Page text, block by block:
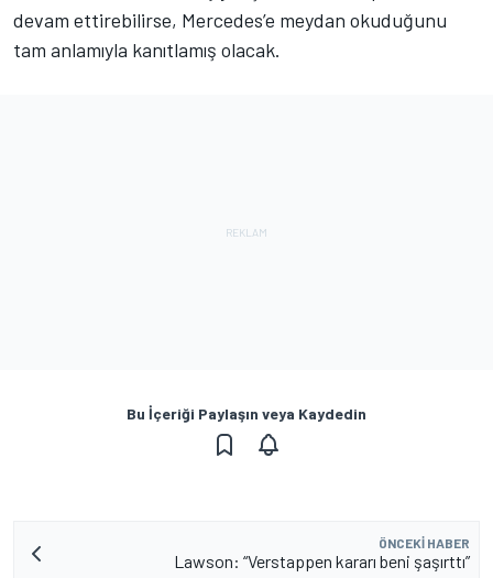
devam ettirebilirse, Mercedes’e meydan okuduğunu
tam anlamıyla kanıtlamış olacak.
Bu İçeriği Paylaşın veya Kaydedin
ÖNCEKI HABER
Lawson: “Verstappen kararı beni şaşırttı”